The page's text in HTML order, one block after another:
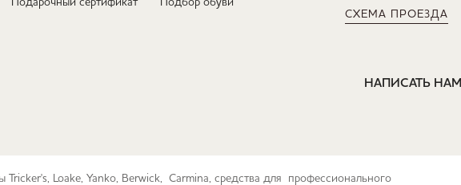
Подарочный сертификат
Подбор обуви
СХЕМА ПРОЕЗДА
НАПИСАТЬ НАМ
Tricker's, Loake, Yanko, Berwick, Carmina, средства для профессионального